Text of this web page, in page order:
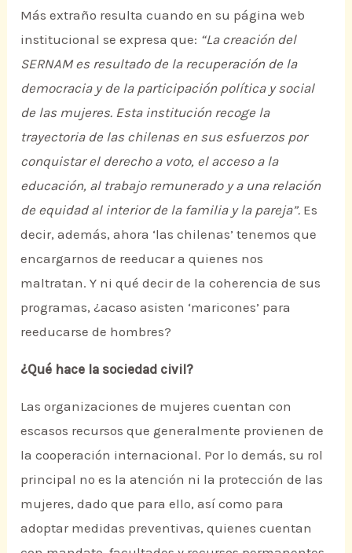
Más extraño resulta cuando en su página web
institucional se expresa que: “La creación del
SERNAM es resultado de la recuperación de la
democracia y de la participación política y social
de las mujeres. Esta institución recoge la
trayectoria de las chilenas en sus esfuerzos por
conquistar el derecho a voto, el acceso a la
educación, al trabajo remunerado y a una relación
de equidad al interior de la familia y la pareja”. Es
decir, además, ahora ‘las chilenas’ tenemos que
encargarnos de reeducar a quienes nos
maltratan. Y ni qué decir de la coherencia de sus
programas, ¿acaso asisten ‘maricones’ para
reeducarse de hombres?
¿Qué hace la sociedad civil?
Las organizaciones de mujeres cuentan con
escasos recursos que generalmente provienen de
la cooperación internacional. Por lo demás, su rol
principal no es la atención ni la protección de las
mujeres, dado que para ello, así como para
adoptar medidas preventivas, quienes cuentan